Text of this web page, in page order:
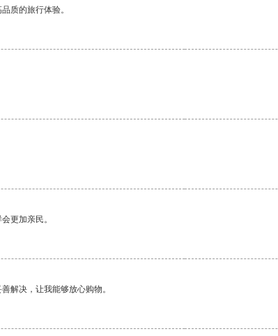
质的旅行体验。
更加亲民。
解决，让我能够放心购物。